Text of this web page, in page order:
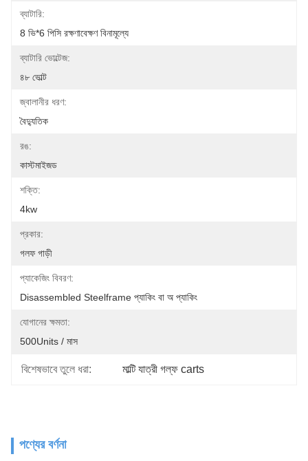
ব্যাটারি:
8 ভি*6 পিসি রক্ষণাবেক্ষণ বিনামূল্যে
ব্যাটারি ভোল্টেজ:
৪৮ ভোল্ট
জ্বালানীর ধরণ:
বৈদ্যুতিক
রঙ:
কাস্টমাইজড
শক্তি:
4kw
প্রকার:
গলফ গাড়ী
প্যাকেজিং বিবরণ:
Disassembled Steelframe প্যাকিং বা অ প্যাকিং
যোগানের ক্ষমতা:
500Units / মাস
বিশেষভাবে তুলে ধরা: মাল্টি যাত্রী গল্ফ carts
পণ্যের বর্ণনা